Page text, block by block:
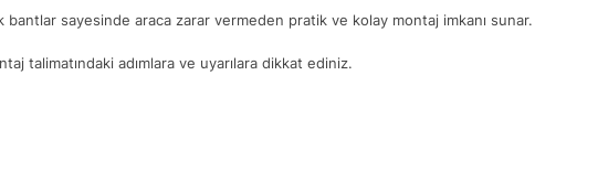
sayesinde araca zarar vermeden pratik ve kolay montaj imkanı sunar.
talimatındaki adımlara ve uyarılara dikkat ediniz.